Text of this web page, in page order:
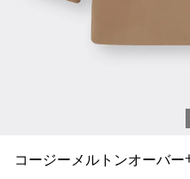
コージーメルトンオーバー